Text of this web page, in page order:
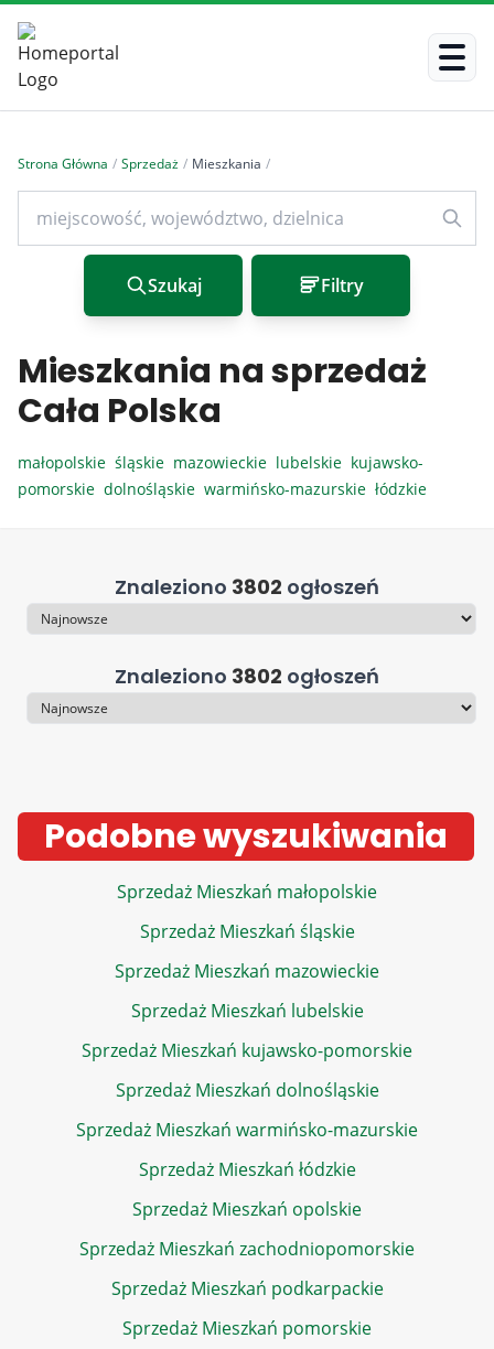
Strona Główna / Sprzedaż / Mieszkania /
Szukaj Filtry
Mieszkania na sprzedaż
Cała Polska
małopolskie śląskie mazowieckie lubelskie kujawsko-
pomorskie dolnośląskie warmińsko-mazurskie łódzkie
Znaleziono 3802 ogłoszeń
Sortowanie
Znaleziono 3802 ogłoszeń
Sortowanie
Podobne wyszukiwania
Sprzedaż Mieszkań małopolskie
Sprzedaż Mieszkań śląskie
Sprzedaż Mieszkań mazowieckie
Sprzedaż Mieszkań lubelskie
Sprzedaż Mieszkań kujawsko-pomorskie
Sprzedaż Mieszkań dolnośląskie
Sprzedaż Mieszkań warmińsko-mazurskie
Sprzedaż Mieszkań łódzkie
Sprzedaż Mieszkań opolskie
Sprzedaż Mieszkań zachodniopomorskie
Sprzedaż Mieszkań podkarpackie
Sprzedaż Mieszkań pomorskie